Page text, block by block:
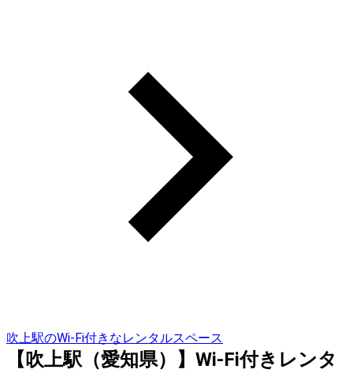
吹上駅のWi-Fi付きなレンタルスペース
【吹上駅（愛知県）】Wi-Fi付きレンタ